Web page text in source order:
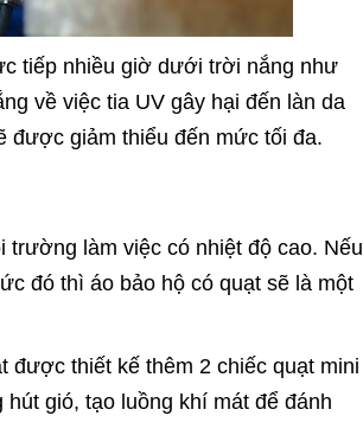
tiếp nhiều giờ dưới trời nắng như
về việc tia UV gây hại đến làn da
được giảm thiểu đến mức tối đa.
trường làm việc có nhiệt độ cao. Nếu
đó thì áo bảo hộ có quạt sẽ là một
thiết kế thêm 2 chiếc quạt mini
gió, tạo luồng khí mát để đánh